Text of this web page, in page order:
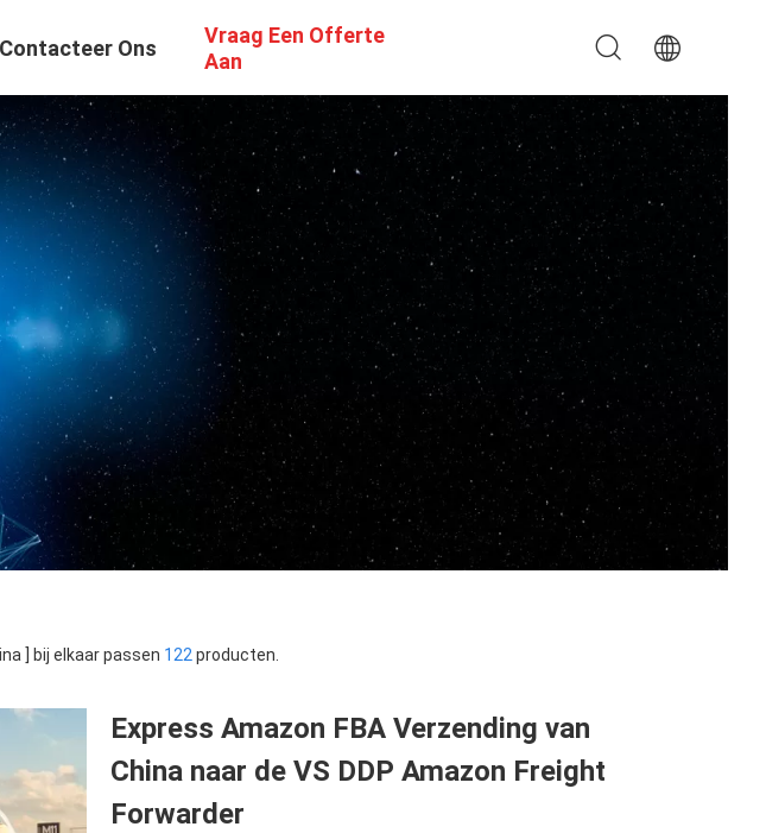
Contacteer Ons
Vraag Een Offerte
Aan
] bij elkaar passen 122 producten.
Express Amazon FBA Verzending van
China naar de VS DDP Amazon Freight
Forwarder